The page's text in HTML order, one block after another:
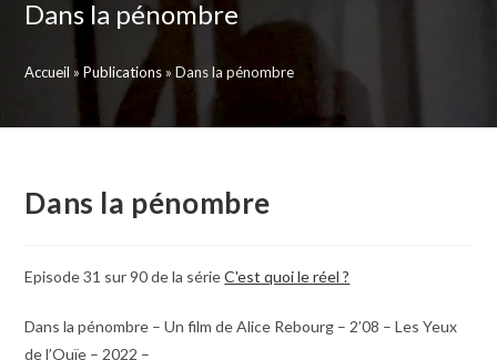
Dans la pénombre
Accueil »Publications »Dans la pénombre
Dans la pénombre
Episode 31 sur 90 de la sérieC'est quoi le réel ?
Dans la pénombre – Un film de Alice Rebourg – 2’08 – Les Yeux
de l’Ouïe – 2022 –